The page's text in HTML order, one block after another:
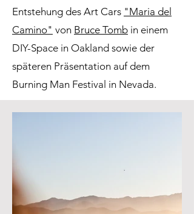
Entstehung des Art Cars "Maria del
Camino" von Bruce Tomb in einem
DIY-Space in Oakland sowie der
späteren Präsentation auf dem
Burning Man Festival in Nevada.